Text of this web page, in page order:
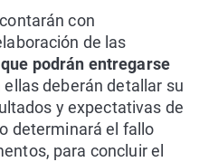
con
de las
podrán entregarse
ellas deberán detallar su
y expectativas de
determinará el fallo
para concluir el